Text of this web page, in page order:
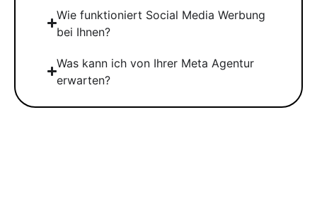
Wie funktioniert Social Media Werbung
bei Ihnen?
Was kann ich von Ihrer Meta Agentur
erwarten?